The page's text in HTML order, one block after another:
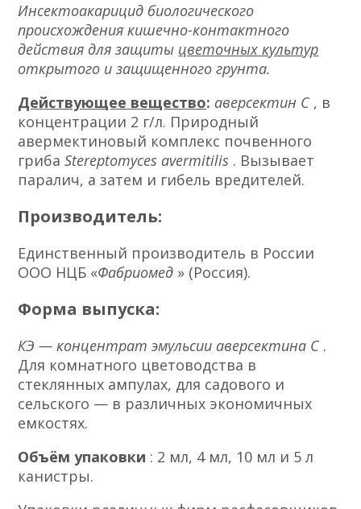
Инсектоакарицид биологического
происхождения кишечно-контактного
действия для защиты цветочных культур
открытого и защищенного грунта.
Действующее вещество: аверсектин С , в
концентрации 2 г/л. Природный
авермектиновый комплекс почвенного
грибаStereptomyces avermitilis . Вызывает
паралич, а затем и гибель вредителей.
Производитель:
Единственный производитель в России
ООО НЦБ «Фабриомед » (Россия).
Форма выпуска:
КЭ — концентрат эмульсии аверсектина С .
Для комнатного цветоводства в
стеклянных ампулах, для садового и
сельского — в различных экономичных
емкостях.
Объём упаковки : 2 мл, 4 мл, 10 мл и 5 л
канистры.